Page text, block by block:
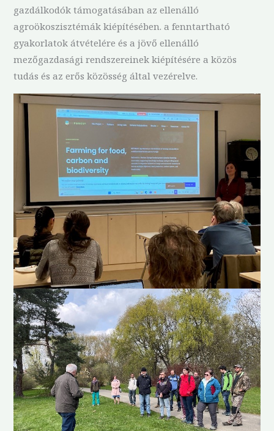
gazdálkodók támogatásában az ellenálló
agroökoszisztémák kiépítésében. a fenntartható
gyakorlatok átvételére és a jövő ellenálló
mezőgazdasági rendszereinek kiépítésére a közös
tudás és az erős közösség által vezérelve.